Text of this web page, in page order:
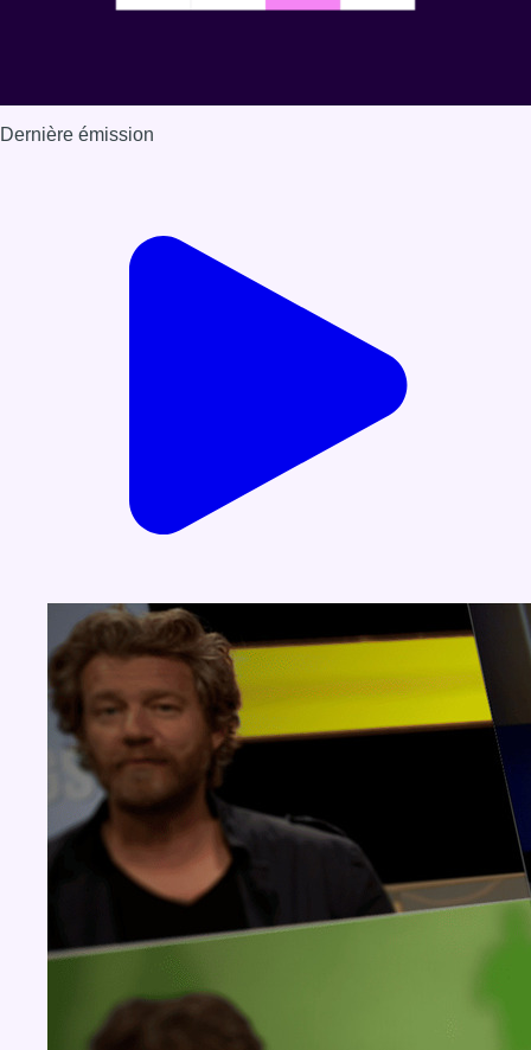
Dernière émission